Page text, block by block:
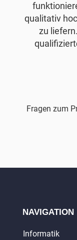
qualitativ
zu
Fragen zum
NAVIGATION
Informatik